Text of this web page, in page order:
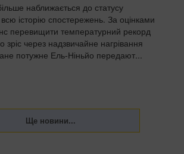
наближається до статусу
історію спостережень. За оцінками
перевищити температурний рекорд
зріс через надзвичайне нагрівання
потужне Ель-Ніньйо передают...